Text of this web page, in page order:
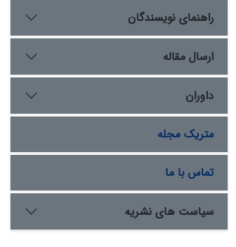
راهنمای نویسندگان
ارسال مقاله
داوران
متریک مجله
تماس با ما
سیاست های نشریه